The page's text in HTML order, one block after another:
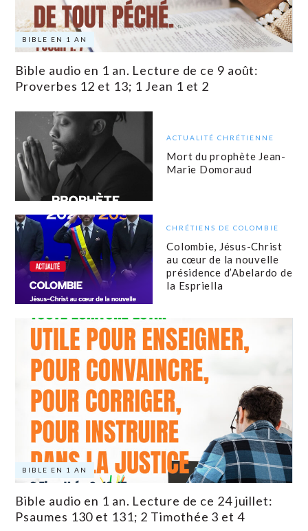
BIBLE EN 1 AN
Bible audio en 1 an. Lecture de ce 9 août:
Proverbes 12 et 13; 1 Jean 1 et 2
ACTUALITÉ CHRÉTIENNE
Mort du prophète Jean-
Marie Domoraud
CHRÉTIENS DE COLOMBIE
Colombie, Jésus-Christ
au cœur de la nouvelle
présidence d’Abelardo de
la Espriella
BIBLE EN 1 AN
Bible audio en 1 an. Lecture de ce 24 juillet:
Psaumes 130 et 131; 2 Timothée 3 et 4